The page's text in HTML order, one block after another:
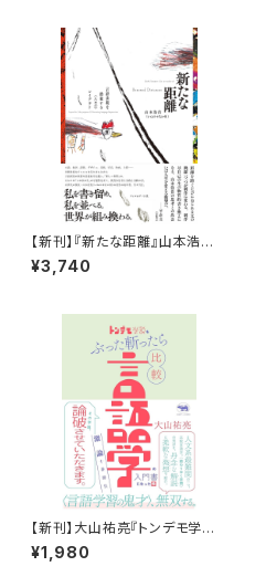
【新刊】『新たな距離』山本浩貴
（いぬのせなか座）＝著
¥3,740
【新刊】大山祐亮『トンデモ学説
をぶった斬ったら比較言語学の
入門書になった件：激論十番勝
¥1,980